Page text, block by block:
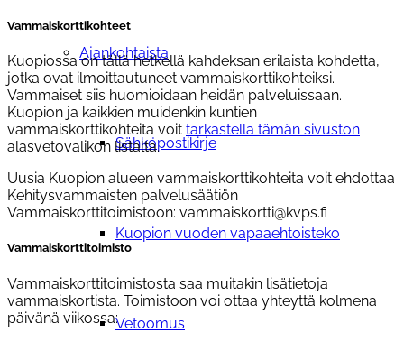
Ajankohtaista
Sähköpostikirje
Kuopion vuoden vapaaehtoisteko
Vetoomus
Vammaiskorttikohteet
Kuopiossa on tällä hetkellä kahdeksan erilaista kohdetta,
jotka ovat ilmoittautuneet vammaiskorttikohteiksi.
Vammaiset siis huomioidaan heidän palveluissaan.
Kuopion ja kaikkien muidenkin kuntien
vammaiskorttikohteita voit tarkastella tämän sivuston
alasvetovalikon listalta.
Uusia Kuopion alueen vammaiskorttikohteita voit ehdottaa
Kehitysvammaisten palvelusäätiön
Vammaiskorttitoimistoon: vammaiskortti@kvps.fi
Vammaiskorttitoimisto
Vammaiskorttitoimistosta saa muitakin lisätietoja
vammaiskortista. Toimistoon voi ottaa yhteyttä kolmena
päivänä viikossa: